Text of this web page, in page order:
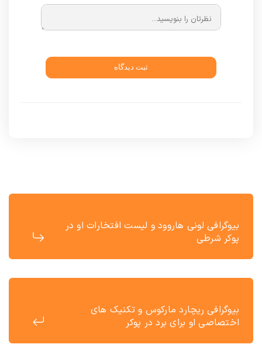
ثبت دیدگاه
بیوگرافی لونی هاروود و لیست افتخارات او در
پوکر شرطی
بیوگرافی ریچارد مارکوس و تکنیک های
اختصاصی او برای برد در پوکر